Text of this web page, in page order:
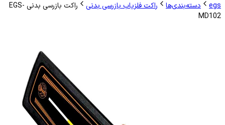
egs
دسته‌بندی‌ها راکت فلزیاب بازرسی بدنی
راکت بازرسی بدنی EGS-
MD102